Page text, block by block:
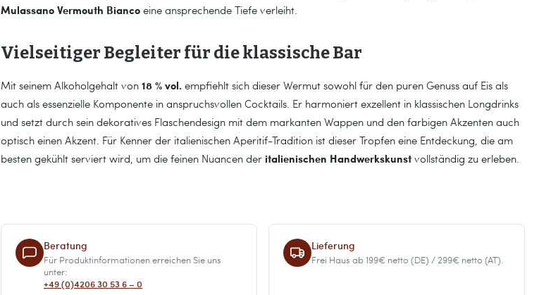
Mulassano Vermouth Bianco eine ansprechende Tiefe verleiht.
Vielseitiger Begleiter für die klassische Bar
Mit seinem Alkoholgehalt von 18 % vol. empfiehlt sich dieser Wermut sowohl für den puren Genuss auf Eis als
auch als essenzielle Komponente in anspruchsvollen Cocktails. Er harmoniert exzellent in klassischen Longdrinks
und setzt durch sein dekoratives Flaschendesign mit dem markanten Wappen und den farbigen Akzenten auch
optisch einen Akzent. Für Kenner der italienischen Aperitif-Tradition ist dieser Tropfen eine Entdeckung, die am
besten gekühlt serviert wird, um die feinen Nuancen der italienischen Handwerkskunstvollständig zu erleben.
Beratung
Für Produktinformationen erreichen Sie uns
unter:
+49 (0)4206 30 53 6 – 0
Lieferung
Frei Haus ab 199€ netto (DE) / 299€ netto (AT).